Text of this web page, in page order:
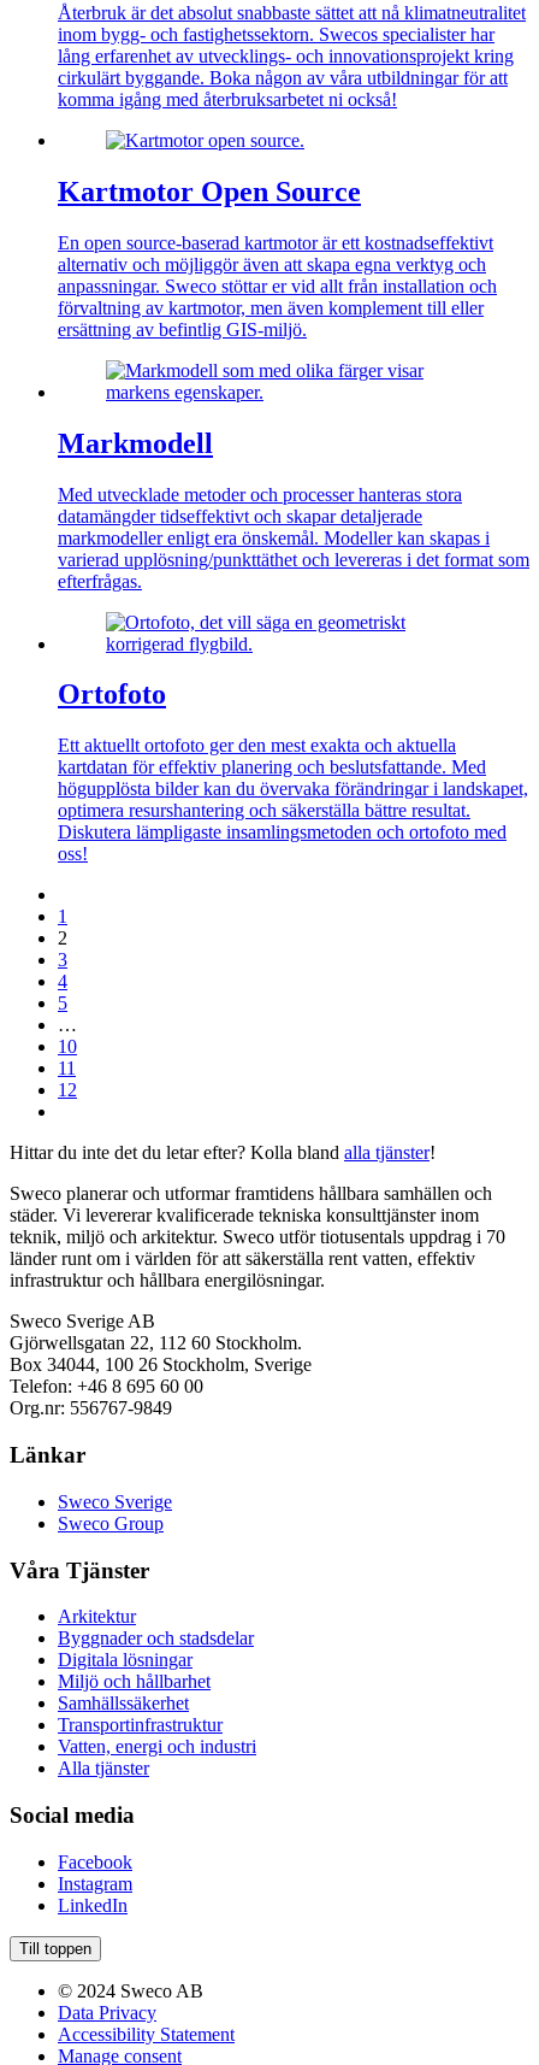
Återbruk är det absolut snabbaste sättet att nå klimatneutralitet
inom bygg- och fastighetssektorn. Swecos specialister har
lång erfarenhet av utvecklings- och innovationsprojekt kring
cirkulärt byggande. Boka någon av våra utbildningar för att
komma igång med återbruksarbetet ni också!
Kartmotor Open Source
En open source-baserad kartmotor är ett kostnadseffektivt
alternativ och möjliggör även att skapa egna verktyg och
anpassningar. Sweco stöttar er vid allt från installation och
förvaltning av kartmotor, men även komplement till eller
ersättning av befintlig GIS-miljö.
Markmodell
Med utvecklade metoder och processer hanteras stora
datamängdertidseffektivt och skapardetaljerade
markmodeller enligt era önskemål. Modellerkan skapas i
varierad upplösning/punkttäthet och levereras i det format som
efterfrågas.
Ortofoto
Ett aktuellt ortofoto ger den mest exakta och aktuella
kartdatan för effektiv planering och beslutsfattande. Med
högupplösta bilder kan du övervaka förändringar i landskapet,
optimera resurshantering och säkerställa bättre resultat.
Diskutera lämpligaste insamlingsmetoden och ortofoto med
oss!
1
2
3
4
5
…
10
11
12
Hittar du inte det du letar efter? Kolla bland alla tjänster!
Sweco planerar och utformar framtidens hållbara samhällen och
städer. Vi levererar kvalificerade tekniska konsulttjänster inom
teknik, miljö och arkitektur. Sweco utför tiotusentals uppdrag i 70
länder runt om i världen för att säkerställa rent vatten, effektiv
infrastruktur och hållbara energilösningar.
Sweco Sverige AB
Gjörwellsgatan 22, 112 60 Stockholm.
Box 34044, 100 26 Stockholm, Sverige
Telefon: +46 8 695 60 00
Org.nr: 556767-9849
Länkar
Sweco Sverige
Sweco Group
Våra Tjänster
Arkitektur
Byggnader och stadsdelar
Digitala lösningar
Miljö och hållbarhet
Samhällssäkerhet
Transportinfrastruktur
Vatten, energi och industri
Alla tjänster
Social media
Facebook
Instagram
LinkedIn
Till toppen
© 2024 Sweco AB
Data Privacy
Accessibility Statement
Manage consent